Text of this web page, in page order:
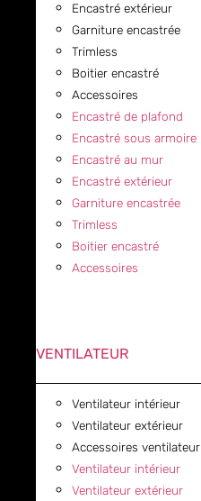
Encastré extérieur
Garniture encastrée
Trimless
Boitier encastré
Accessoires
Encastré de plafond
Encastré sous armoire
Encastré au mur
Encastré extérieur
Garniture encastrée
Trimless
Boitier encastré
Accessoires
VENTILATEUR
Ventilateur intérieur
Ventilateur extérieur
Accessoires ventilateur
Ventilateur intérieur
Ventilateur extérieur